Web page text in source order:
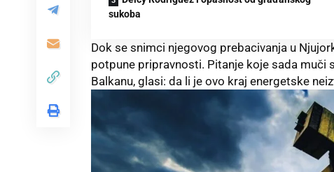
sukoba
Dok se snimci njegovog prebacivanja u
potpune pripravnosti. Pitanje koje sada muči
Balkanu, glasi: da li je ovo kraj energetske